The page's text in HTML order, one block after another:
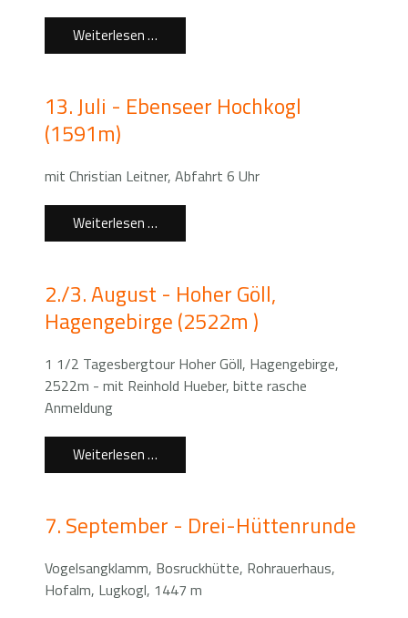
Weiterlesen …
13. Juli - Ebenseer Hochkogl
(1591m)
mit Christian Leitner, Abfahrt 6 Uhr
Weiterlesen …
2./3. August - Hoher Göll,
Hagengebirge (2522m )
1 1/2 Tagesbergtour Hoher Göll, Hagengebirge,
2522m - mit Reinhold Hueber, bitte rasche
Anmeldung
Weiterlesen …
7. September - Drei-Hüttenrunde
Vogelsangklamm, Bosruckhütte, Rohrauerhaus,
Hofalm, Lugkogl, 1447 m